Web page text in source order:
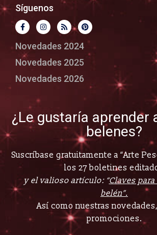
Síguenos
Novedades 2024
Novedades 2025
Novedades 2026
¿Le gustaría aprender
belenes?
Suscríbase gratuitamente a “Arte
los 27 boletines
y el valioso artículo: “Claves
belén”.
Así como nuestras
promociones.